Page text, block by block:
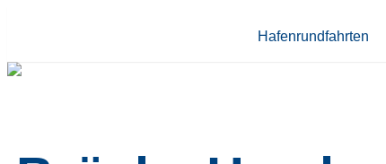
Hafenrundfahrten